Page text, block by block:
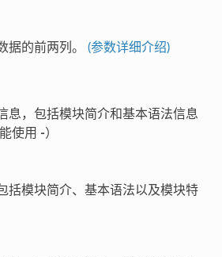
据的前两列。 (参数详细介绍)
息，包括模块简介和基本语法信息
使用 -）
括模块简介、基本语法以及模块特